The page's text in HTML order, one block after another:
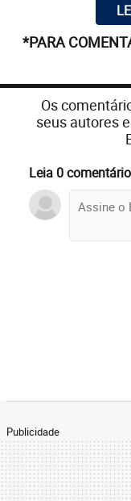
*PARA
Os
seus autores
Leia 0
Publicidade